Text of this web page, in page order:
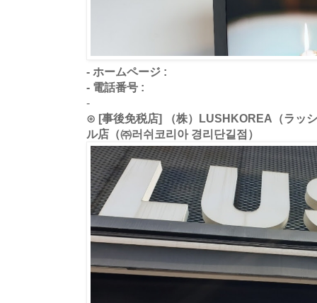
- ホームページ :
- 電話番号 :
-
⊙ [事後免税店] （株）LUSHKOREA（ラッ
ル店（㈜러쉬코리아 경리단길점）